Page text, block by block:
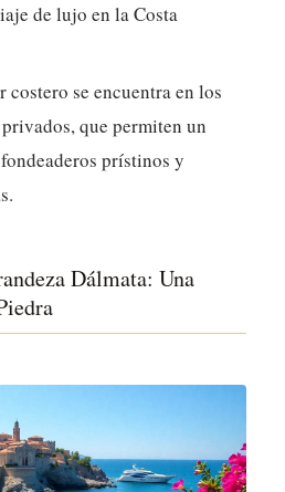
de lujo en la Costa
se encuentra en los
que permiten un
prístinos y
Dálmata: Una